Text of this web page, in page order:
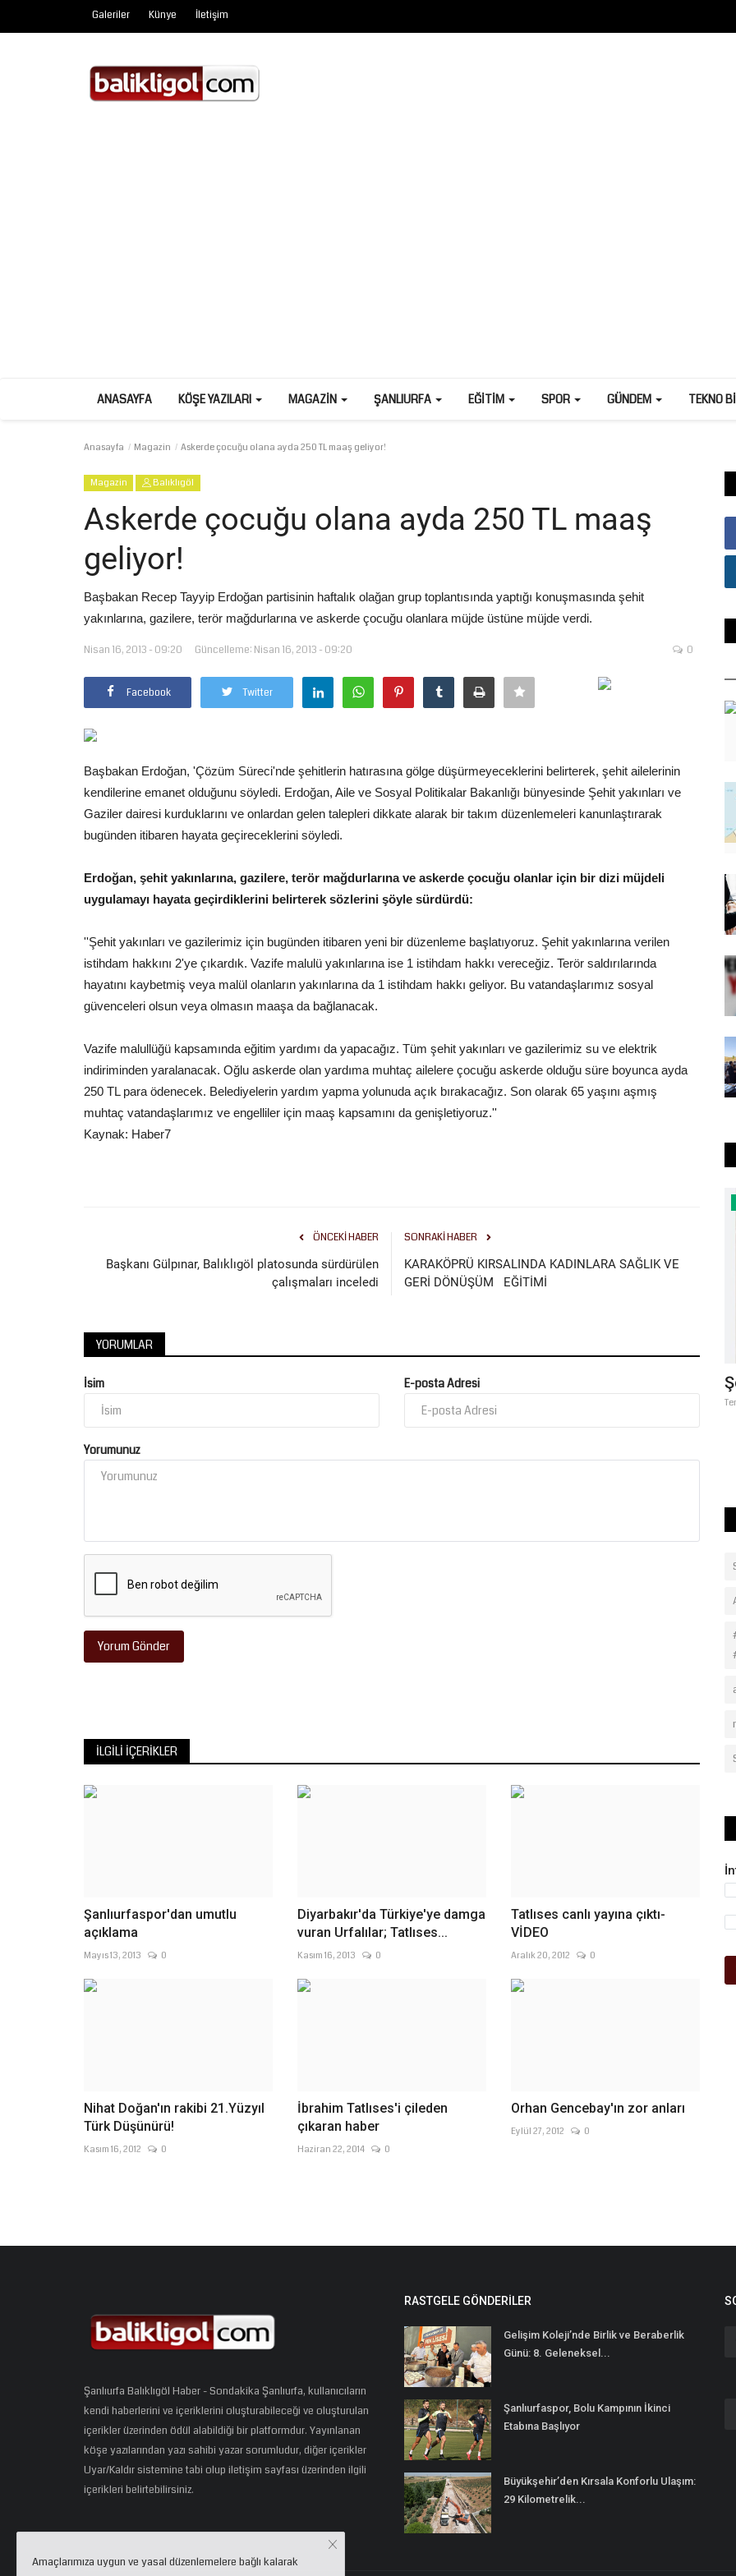
Galeriler Künye İletişim
ANASAYFA KÖŞE YAZILARI MAGAZIN ŞANLIURFA EĞITIM SPOR GÜNDEM TEKNO
Anasayfa Magazin Askerde çocuğu olana ayda 250 TL maaş geliyor!
Magazin Balıklıgöl
Askerde çocuğu olana ayda 250 TL maaş
geliyor!
Başbakan Recep Tayyip Erdoğan partisinin haftalık olağan grup toplantısında yaptığı konuşmasında şehit
yakınlarına, gazilere, terör mağdurlarına ve askerde çocuğu olanlara müjde üstüne müjde verdi.
Nisan 16, 2013 - 09:20 Güncelleme: Nisan 16, 2013 - 09:20 0
Facebook Twitter
Başbakan Erdoğan, 'Çözüm Süreci'nde şehitlerin hatırasına gölge düşürmeyeceklerini belirterek, şehit ailelerinin
kendilerine emanet olduğunu söyledi. Erdoğan, Aile ve Sosyal Politikalar Bakanlığı bünyesinde Şehit yakınları ve
Gaziler dairesi kurduklarını ve onlardan gelen talepleri dikkate alarak bir takım düzenlemeleri kanunlaştırarak
bugünden itibaren hayata geçireceklerini söyledi.
Erdoğan, şehit yakınlarına, gazilere, terör mağdurlarına ve askerde çocuğu olanlar için bir dizi müjdeli
uygulamayı hayata geçirdiklerini belirterek sözlerini şöyle sürdürdü:
''Şehit yakınları ve gazilerimiz için bugünden itibaren yeni bir düzenleme başlatıyoruz. Şehit yakınlarına verilen
istihdam hakkını 2'ye çıkardık. Vazife malulü yakınlarına ise 1 istihdam hakkı vereceğiz. Terör saldırılarında
hayatını kaybetmiş veya malül olanların yakınlarına da 1 istihdam hakkı geliyor. Bu vatandaşlarımız sosyal
güvenceleri olsun veya olmasın maaşa da bağlanacak.
Vazife malullüğü kapsamında eğitim yardımı da yapacağız. Tüm şehit yakınları ve gazilerimiz su ve elektrik
indiriminden yaralanacak. Oğlu askerde olan yardıma muhtaç ailelere çocuğu askerde olduğu süre boyunca ayda
250 TL para ödenecek. Belediyelerin yardım yapma yolunuda açık bırakacağız. Son olarak 65 yaşını aşmış
muhtaç vatandaşlarımız ve engelliler için maaş kapsamını da genişletiyoruz.''
Kaynak: Haber7
ÖNCEKI HABER
Başkanı Gülpınar, Balıklıgöl platosunda sürdürülen
çalışmaları inceledi
SONRAKI HABER
KARAKÖPRÜ KIRSALINDA KADINLARA SAĞLIK VE
GERİ DÖNÜŞÜM EĞİTİMİ
YORUMLAR
İsim E-posta Adresi
Yorumunuz
Yorum Gönder
İLGILI İÇERIKLER
Şanlıurfaspor'dan umutlu
açıklama
Mayıs 13, 2013 0
Diyarbakır'da Türkiye'ye damga
vuran Urfalılar; Tatlıses...
Kasım 16, 2013 0
Tatlıses canlı yayına çıktı-
VİDEO
Aralık 20, 2012 0
Nihat Doğan'ın rakibi 21.Yüzyıl
Türk Düşünürü!
Kasım 16, 2012 0
İbrahim Tatlıses'i çileden
çıkaran haber
Haziran 22, 2014 0
Orhan Gencebay'ın zor anları
Eylül 27, 2012 0
Şanlıurfaspor’da İlk Etap Tamamlandı:
Temmuz 28, 2026 0
Trendyol 1. Lig temsilcimiz Kızılkaya Tarım Şanlıurfaspor, 2026-
2027 sezonu hazırlıklarının...
BAĞLILARININ “BABO”SU:
ABDÜLHEKİM TAŞKIN, ŞECERESİ,
BABASI...
Şanlıurfa Balıklıgöl Haber - Sondakika Şanlıurfa, kullanıcıların
kendi haberlerini ve içeriklerini oluşturabileceği ve oluşturulan
içerikler üzerinden ödül alabildiği bir platformdur. Yayınlanan
köşe yazılarından yazı sahibi yazar sorumludur, diğer içerikler
Uyar/Kaldır sistemine tabi olup iletişim sayfası üzerinden ilgili
içerikleri belirtebilirsiniz.
RASTGELE GÖNDERILER
Gelişim Koleji’nde Birlik ve Beraberlik
Günü: 8. Geleneksel...
Şanlıurfaspor, Bolu Kampının İkinci
Etabına Başlıyor
Büyükşehir’den Kırsala Konforlu Ulaşım:
29 Kilometrelik...
Amaçlarımıza uygun ve yasal düzenlemelere bağlı kalarak